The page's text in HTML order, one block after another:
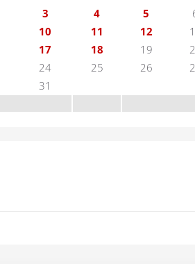
3 4 5
10 11 12
17 18 19
24 25 26
31